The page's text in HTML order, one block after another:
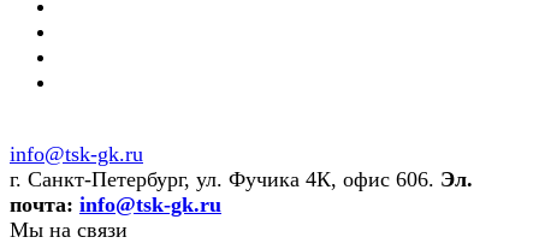
info@tsk-gk.ru
г. Санкт-Петербург, ул. Фучика 4К, офис 606. Эл.
почта: info@tsk-gk.ru
Мы на связи